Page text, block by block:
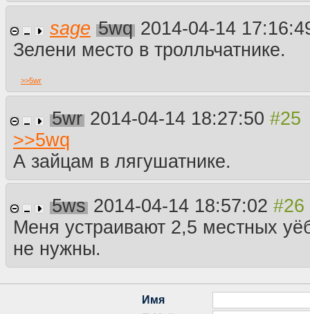
sage 5wq 2014-04-14
Зелени место в тролльчатнике.
>>5wr
5wr 2014-04-14 18:27:50
>>5wq
А зайцам в лягушатнике.
5ws 2014-04-14 18:57:02
Меня устраивают 2,5 местных
не нужны.